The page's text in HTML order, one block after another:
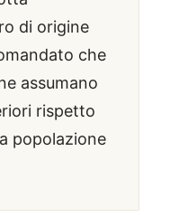
di origine
che
assumano
rispetto
popolazione